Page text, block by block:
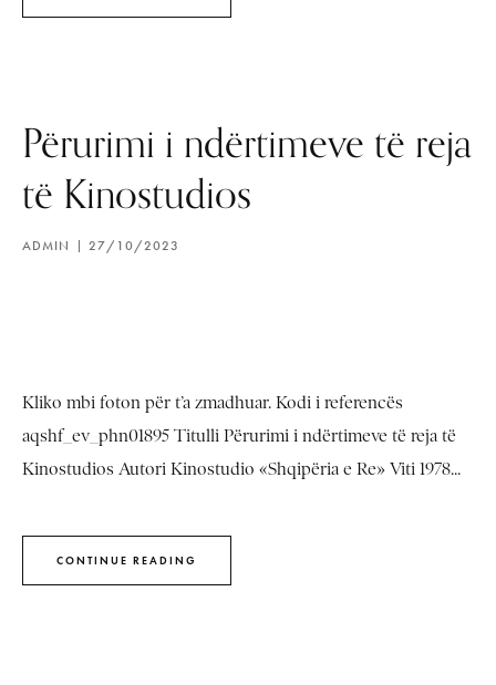
Përurimi i ndërtimeve të reja
të Kinostudios
ADMIN 27/10/2023
Kliko mbi foton për t’a zmadhuar. Kodi i referencës
aqshf_ev_phn01895 Titulli Përurimi i ndërtimeve të reja të
Kinostudios Autori Kinostudio «Shqipëria e Re» Viti 1978...
CONTINUE READING